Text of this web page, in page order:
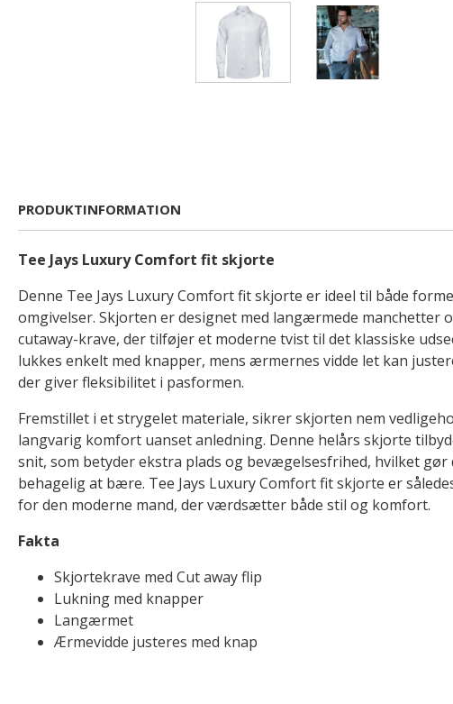
PRODUKTINFORMATION
Tee Jays Luxury Comfort fit skjorte
Denne Tee Jays Luxury Comfort fit skjorte er ideel til både
omgivelser. Skjorten er designet med langærmede manchetter
cutaway-krave, der tilføjer et moderne tvist til det klassiske
lukkes enkelt med knapper, mens ærmernes vidde let kan
der giver fleksibilitet i pasformen.
Fremstillet i et strygelet materiale, sikrer skjorten nem
langvarig komfort uanset anledning. Denne helårs skjorte
snit, som betyder ekstra plads og bevægelsesfrihed, hvilket
behagelig at bære. Tee Jays Luxury Comfort fit skjorte er
for den moderne mand, der værdsætter både stil og komfort.
Fakta
Skjortekrave med Cut away flip
Lukning med knapper
Langærmet
Ærmevidde justeres med knap